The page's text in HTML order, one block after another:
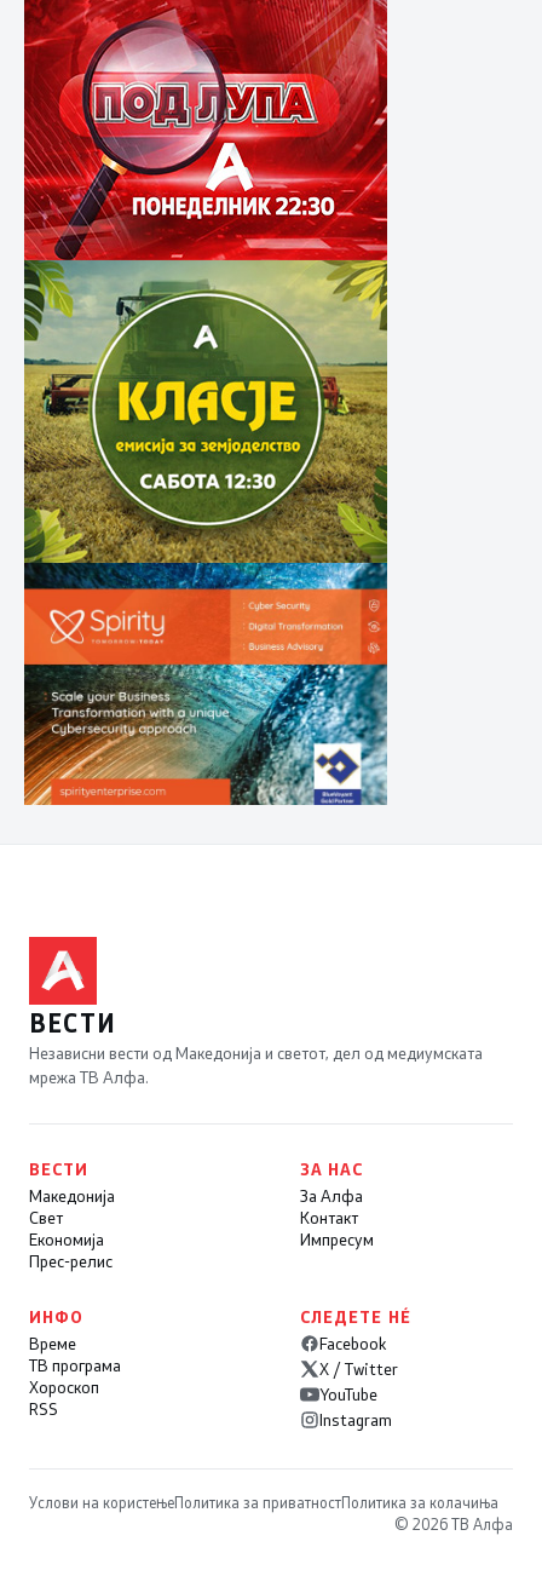
ВЕСТИ
Независни вести од Македонија и светот, дел од медиумската
мрежа ТВ Алфа.
ВЕСТИ
Македонија
Свет
Економија
Прес-релис
ЗА НАС
За Алфа
Контакт
Импресум
ИНФО
Време
ТВ програма
Хороскоп
RSS
СЛЕДЕТЕ НÉ
Facebook
X / Twitter
YouTube
Instagram
Услови на користењеПолитика за приватностПолитика за колачиња
© 2026 ТВ Алфа